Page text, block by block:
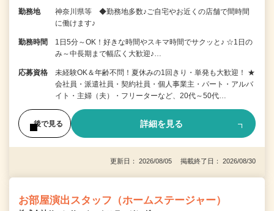
勤務地
神奈川県等 ◆勤務地多数♪ご自宅やお近くの店舗で間時間
に働けます♪
勤務時間
1日5分～OK！好きな時間やスキマ時間でサクッと♪ ☆1日の
み～中長期まで幅広く大歓迎♪…
応募資格
未経験OK＆年齢不問！夏休みの1回きり・単発も大歓迎！ ★
会社員・派遣社員・契約社員・個人事業主・パート・アルバ
イト・主婦（夫）・フリーターなど、20代～50代…
後で見る 詳細を見る
更新日： 2026/08/05 掲載終了日： 2026/08/30
お部屋演出スタッフ（ホームステージャー）